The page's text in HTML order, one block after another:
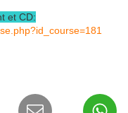
et CD: